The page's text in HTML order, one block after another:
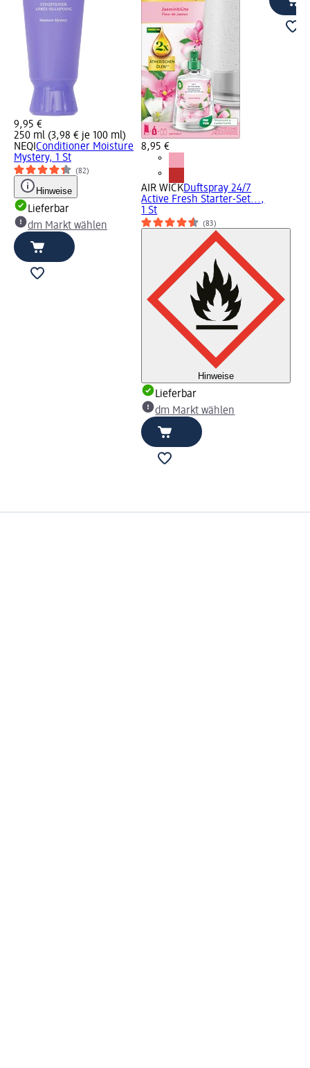
9,95 €
250 ml (3,98 € je 100 ml)
NEQIConditioner Moisture
Mystery, 1 St
(82)
Hinweise
Lieferbar
dm Markt wählen
8,95 €
AIR WICKDuftspray 24/7
Active Fresh Starter-Set...,
1 St
(83)
Hinweise
Lieferbar
dm Markt wählen